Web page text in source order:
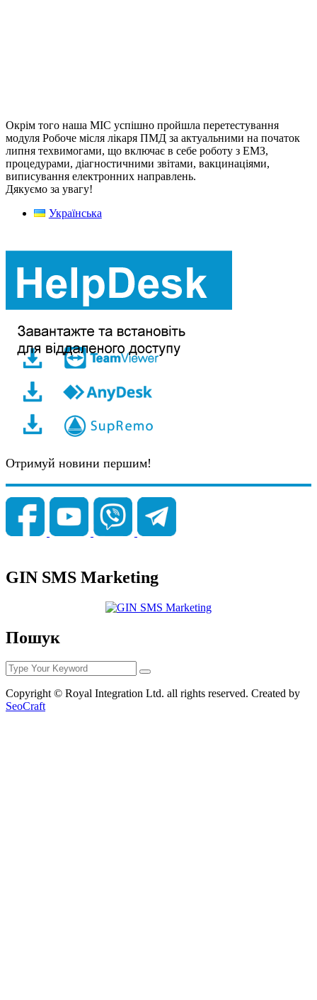
Окрім того наша МІС успішно пройшла перетестування
модуля Робоче місля лікаря ПМД за актуальними на початок
липня техвимогами, що включає в себе роботу з ЕМЗ,
процедурами, діагностичними звітами, вакцинаціями,
виписування електронних направлень.
Дякуємо за увагу!
Українська
Отримуй новини першим!
GIN SMS Marketing
Пошук
Copyright © Royal Integration Ltd. all rights reserved. Created by
SeoCraft